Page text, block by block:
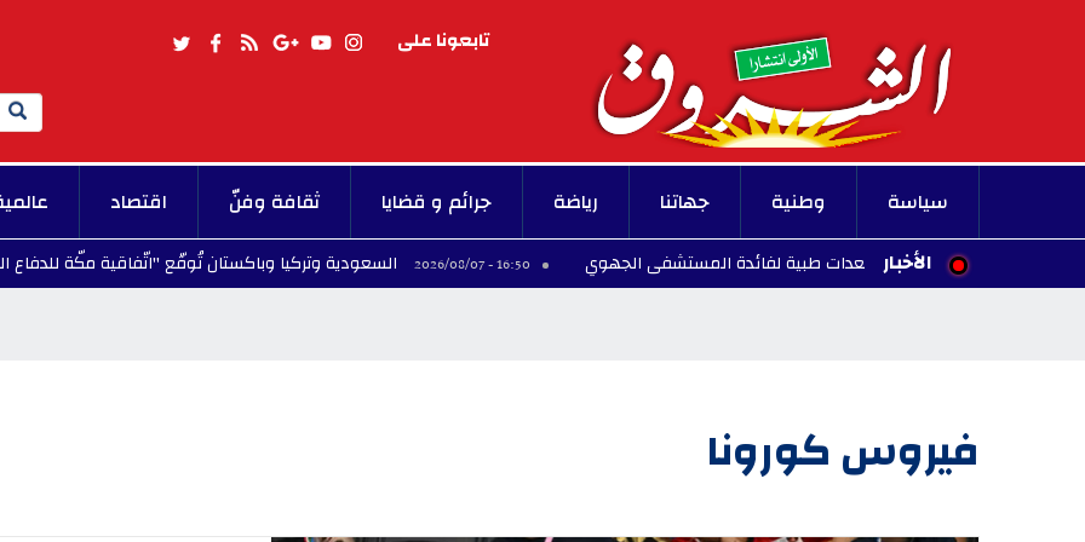
تابعونا على
Search
سياسة وطنية جهاتنا رياضة جرائم و قضايا ثقافة وفنّ اقتصاد
الأخبار
خير تتبرع بمعدات طبية لفائدة المستشفى الجهوي 16:50 - 2026/08/07 السعودية وتركيا وباكستان تُوقّع "اتّفاقية مكّة للدفاع المشترك"
فيروس كورونا